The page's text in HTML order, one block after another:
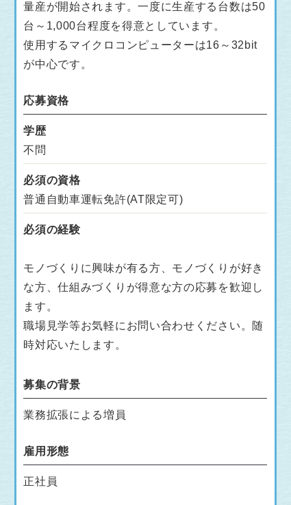
量産が開始されます。一度に生産する台数は50
台～1,000台程度を得意としています。
使用するマイクロコンピューターは16～32bit
が中心です。
応募資格
学歴
不問
必須の資格
普通自動車運転免許(AT限定可)
必須の経験
モノづくりに興味が有る方、モノづくりが好き
な方、仕組みづくりが得意な方の応募を歓迎し
ます。
職場見学等お気軽にお問い合わせください。随
時対応いたします。
募集の背景
業務拡張による増員
雇用形態
正社員